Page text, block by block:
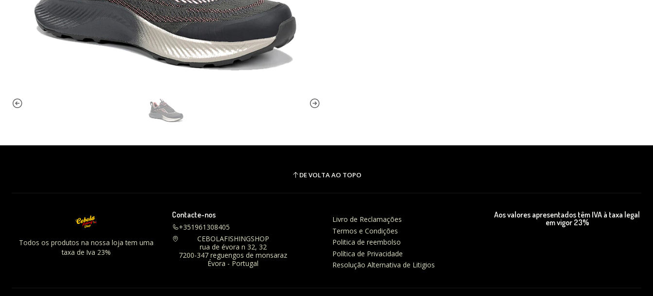
DE VOLTA AO TOPO
Todos os produtos na nossa loja tem uma
taxa de Iva 23%
Contacte-nos
+351961308405
CEBOLAFISHINGSHOP
rua de évora n 32, 32
7200-347 reguengos de monsaraz
Évora - Portugal
Livro de Reclamações
Termos e Condições
Politica de reembolso
Política de Privacidade
Resolução Alternativa de Litigios
Aos valores apresentados têm IVA à taxa legal
em vigor 23%